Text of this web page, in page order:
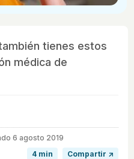
tienes estos
médica de
6 agosto 2019
4 min
Compartir ↗